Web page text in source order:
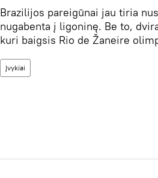
Brazilijos pareigūnai jau tiria
nugabenta į ligoninę. Be to,
kuri baigsis Rio de Žaneire
Įvykiai